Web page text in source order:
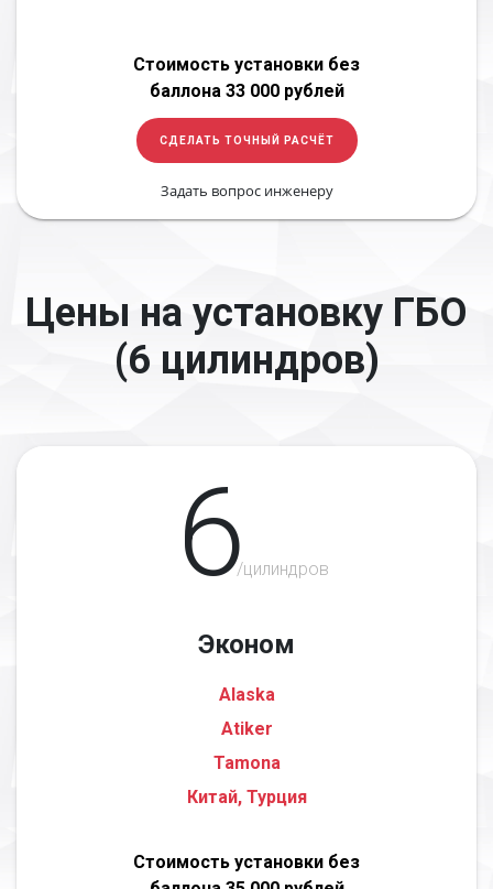
Стоимость установки без
баллона 33 000 рублей
СДЕЛАТЬ ТОЧНЫЙ РАСЧЁТ
Задать вопрос инженеру
Цены на установку ГБО
(6 цилиндров)
6/цилиндров
Эконом
Alaska
Atiker
Tamona
Китай, Турция
Стоимость установки без